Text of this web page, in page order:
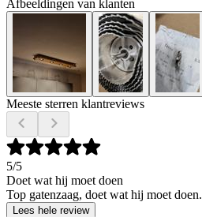
Afbeeldingen van klanten
Meeste sterren klantreviews
5/5
Doet wat hij moet doen
Top gatenzaag, doet wat hij moet doen.
Lees hele review